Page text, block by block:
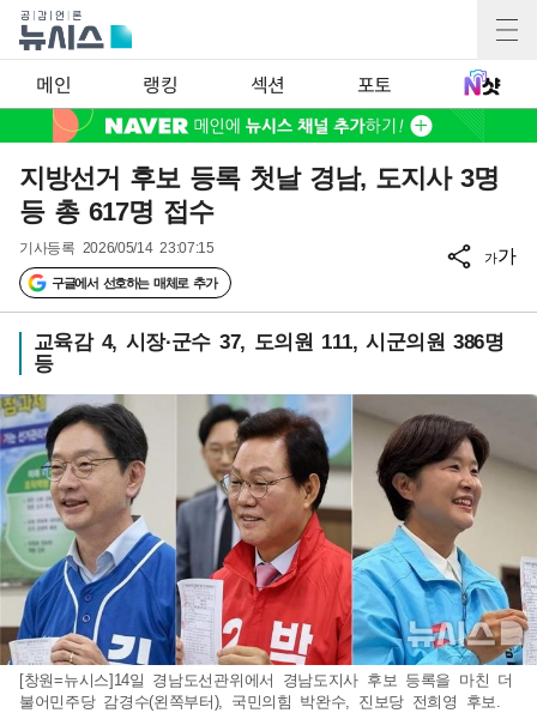
메인 랭킹 섹션 포토
지방선거 후보 등록 첫날 경남, 도지사 3명
등 총 617명 접수
기사등록 2026/05/14 23:07:15
구글에서 선호하는 매체로 추가
가가
교육감 4, 시장·군수 37, 도의원 111, 시군의원 386명
등
[창원=뉴시스]14일 경남도선관위에서 경남도지사 후보 등록을 마친 더
불어민주당 감경수(왼쪽부터), 국민의힘 박완수, 진보당 전희영 후보.